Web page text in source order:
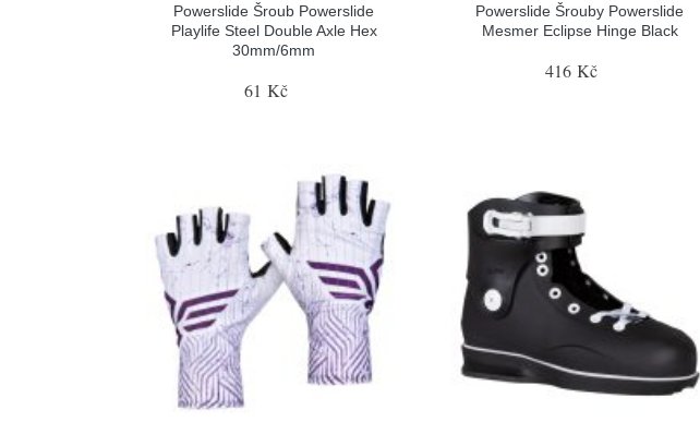
Powerslide Šroub Powerslide
Playlife Steel Double Axle Hex
30mm/6mm
61 Kč
Powerslide Šrouby Powerslide
Mesmer Eclipse Hinge Black
416 Kč